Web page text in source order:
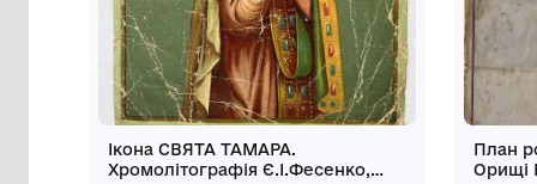
Інші предмети